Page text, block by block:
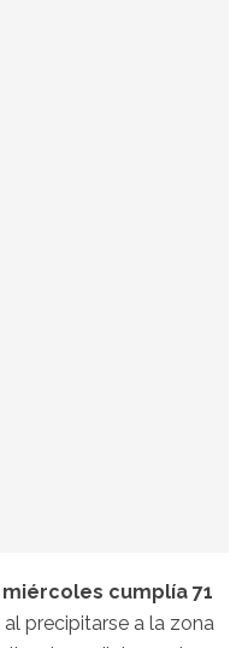
cumplía 71
al precipitarse a la zona